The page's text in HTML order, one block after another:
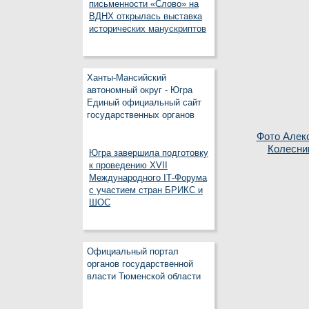
письменности «Слово» на
ВДНХ открылась выставка
исторических манускриптов
Ханты-Мансийский
автономный округ - Югра
Единый официальный сайт
государственных органов
Югра завершила подготовку
к проведению XVII
Международного IT‑Форума
с участием стран БРИКС и
ШОС
Официальный портал
органов государственной
власти Тюменской области
Фото